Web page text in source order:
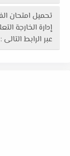
عبر الرابط التالى :